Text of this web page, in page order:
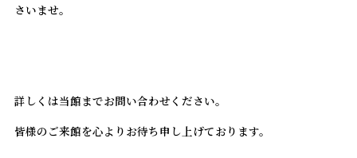
さいませ。
詳しくは当館までお問い合わせください。
皆様のご来館を心よりお待ち申し上げております。